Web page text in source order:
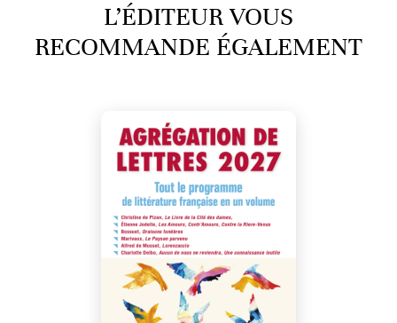
L’ÉDITEUR VOUS
RECOMMANDE ÉGALEMENT